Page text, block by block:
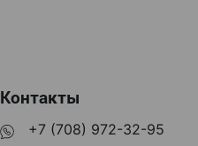
Контакты
+7 (708) 972-32-95